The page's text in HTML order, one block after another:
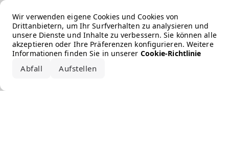
Wir verwenden eigene Cookies und Cookies von
Drittanbietern, um Ihr Surfverhalten zu analysieren und
unsere Dienste und Inhalte zu verbessern. Sie können alle
akzeptieren oder Ihre Präferenzen konfigurieren. Weitere
Informationen finden Sie in unserer Cookie-Richtlinie
Abfall Aufstellen
Error loading the brand